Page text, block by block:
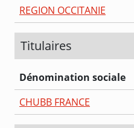
REGION OCCITANIE
Titulaires
Dénomination sociale
CHUBB FRANCE